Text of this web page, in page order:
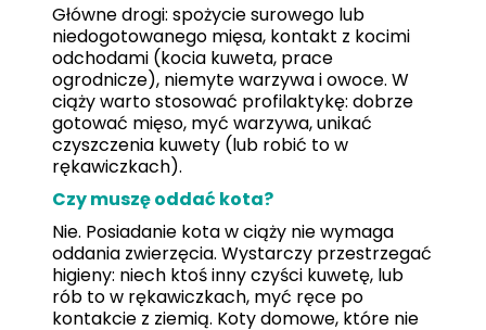
Główne drogi: spożycie surowego lub
niedogotowanego mięsa, kontakt z kocimi
odchodami (kocia kuweta, prace
ogrodnicze), niemyte warzywa i owoce. W
ciąży warto stosować profilaktykę: dobrze
gotować mięso, myć warzywa, unikać
czyszczenia kuwety (lub robić to w
rękawiczkach).
Czy muszę oddać kota?
Nie. Posiadanie kota w ciąży nie wymaga
oddania zwierzęcia. Wystarczy przestrzegać
higieny: niech ktoś inny czyści kuwetę, lub
rób to w rękawiczkach, myć ręce po
kontakcie z ziemią. Koty domowe, które nie